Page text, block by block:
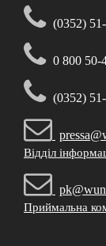
(0352)
0 800 50-
(0352)
Відділ
Приймальна